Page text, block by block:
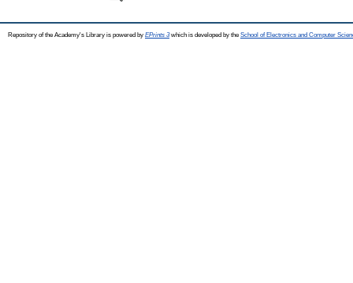
Repository of the Academy's Library is powered by EPrints 3which is developed by the School of Electronics and Computer